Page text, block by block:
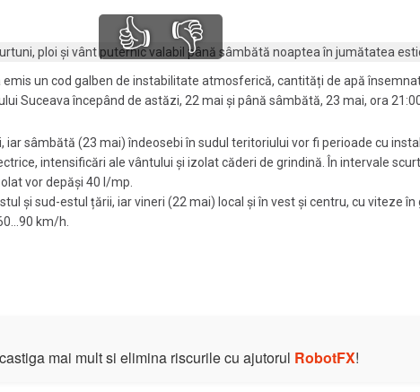
👍 👎
un cod galben de instabilitate atmosferică, cantități de apă
Suceava începând de astăzi, 22 mai și până sâmbătă, 23 mai, ora
iar sâmbătă (23 mai) îndeosebi în sudul teritoriului vor fi perioade cu
intensificări ale vântului și izolat căderi de grindină. În intervale
vor depăși 40 l/mp.
și sud-estul țării, iar vineri (22 mai) local și în vest și centru, cu viteze
km/h.
mai mult si elimina riscurile cu ajutorul RobotFX!